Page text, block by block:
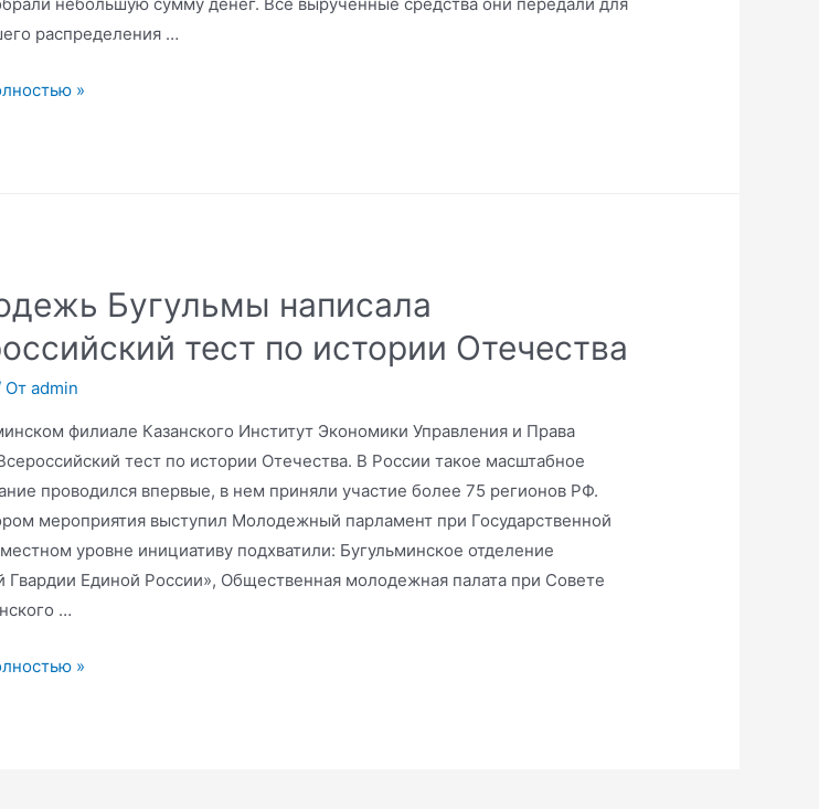
распределения …
»
Бугульмы написала
тест по истории Отечества
От admin
филиале Казанского Институт Экономики Управления и Права
тест по истории Отечества. В России такое масштабное
проводился впервые, в нем приняли участие более 75 регионов РФ.
мероприятия выступил Молодежный парламент при Государственной
уровне инициативу подхватили: Бугульминское отделение
Гвардии Единой России», Общественная молодежная палата при Совете
…
»